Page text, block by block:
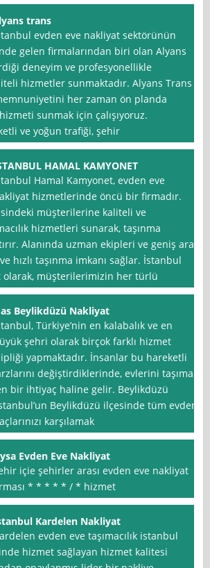
trans
evden eve nakliyat sektörünün
gelen firmalarından biri olan Alyans
deneyim ve profesyonellikle
hizmetler sunmaktadır. Alyans Trans
her zaman ön planda
sunmak için çalışıyoruz.
ve yoğun trafiği, şehir
HAMAL KAMYONET
Hamal Kamyonet, evden eve
hizmetlerinde öncü bir firmadır.
müşterilerine kaliteli ve
hizmetleri sunarak, taşınma
Alanında uzman ekipleri ve geniş araç
hızlı taşınma imkanı sağlar. İstanbul
olarak, müşterilerimizin her türlü
Beylikdüzü Nakliyat
Türkiye’nin en kalabalık ve en
şehri olarak birçok farklı hizmet
yapmaktadır. İnsanlar bu hareketli
değiştirdiklerinde, evlerini taşımak
bir ihtiyaç haline gelir. Beylikdüzü
Beylikdüzü ilçesinde tüm evden
karşılamak
Evden Eve Nakliyat
içie şehirler arası evden eve nakliyat
* * * * * / * hizmet
Kardelen Nakliyat
evden eve taşımacılık istanbul
hizmet sağlayan hizmet kalitesi